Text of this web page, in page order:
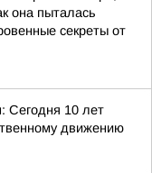
она пыталась
секреты от
Сегодня 10 лет
движению